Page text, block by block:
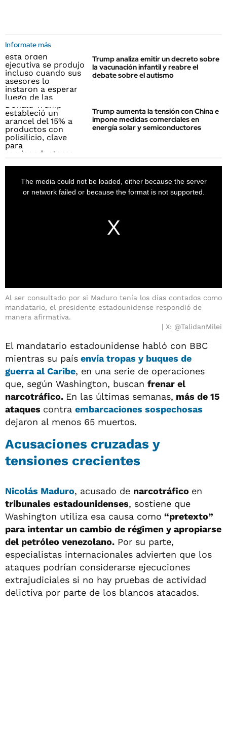
Informate más
Trump analiza emitir un decreto sobre
la vacunación infantil y reabre el
debate sobre el autismo
Trump aumenta la tensión con China e
impone medidas comerciales en
energía solar y semiconductores
Al ser consultado por si Maduro tenía los días contados como
mandatario, el presidente estadounidense respondió de
manera afirmativa.
X: @TalidanMilei
El mandatario estadounidense habló con BBC
mientras su país envía tropas y buques de
guerra al Caribe, en una serie de operaciones
que, según Washington, buscan frenar el
narcotráfico. En las últimas semanas, más de 15
ataques contra embarcaciones sospechosas
dejaron al menos 65 muertos.
Acusaciones cruzadas y
tensiones crecientes
Nicolás Maduro, acusado de narcotráfico en
tribunales estadounidenses, sostiene que
Washington utiliza esa causa como “pretexto”
para intentar un cambio de régimen y apropiarse
del petróleo venezolano. Por su parte,
especialistas internacionales advierten que los
ataques podrían considerarse ejecuciones
extrajudiciales si no hay pruebas de actividad
delictiva por parte de los blancos atacados.